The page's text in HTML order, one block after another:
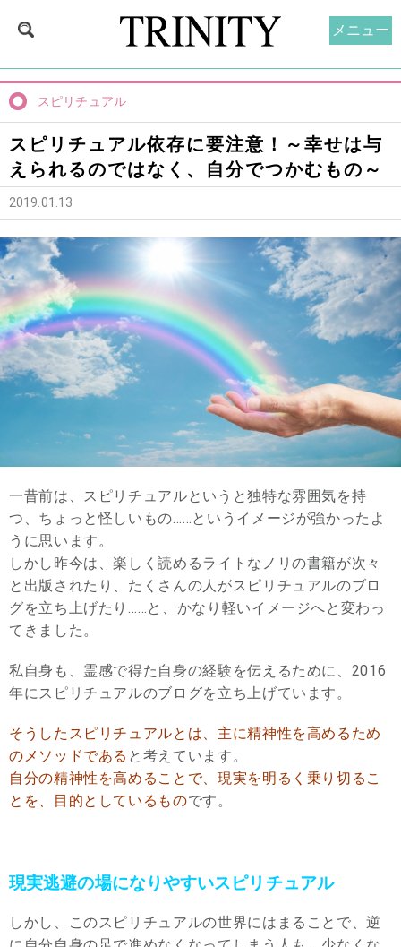
スピリチュアル
スピリチュアル依存に要注意！～幸せは与
えられるのではなく、自分でつかむもの～
2019.01.13
一昔前は、スピリチュアルというと独特な雰囲気を持
つ、ちょっと怪しいもの……というイメージが強かったよ
うに思います。
しかし昨今は、楽しく読めるライトなノリの書籍が次々
と出版されたり、たくさんの人がスピリチュアルのブロ
グを立ち上げたり……と、かなり軽いイメージへと変わっ
てきました。
私自身も、霊感で得た自身の経験を伝えるために、2016
年にスピリチュアルのブログを立ち上げています。
そうしたスピリチュアルとは、主に精神性を高めるため
のメソッドである と考えています。
自分の精神性を高めることで、現実を明るく乗り切るこ
とを、目的としているものです。
現実逃避の場になりやすいスピリチュアル
しかし、このスピリチュアルの世界にはまることで、逆
メニュー